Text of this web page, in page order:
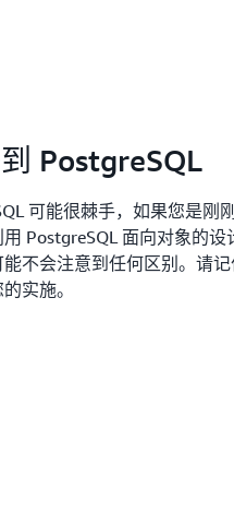
PostgreSQL
可能很棘手，如果您是刚
PostgreSQL 面向对象的设
不会注意到任何区别。请
实施。